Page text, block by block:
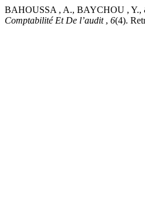
BAHOUSSA , A., BAYCHOU , Y.,
Comptabilité Et De l’audit , 6(4).